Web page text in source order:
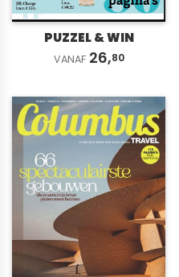
PUZZEL & WIN
VANAF 26,80